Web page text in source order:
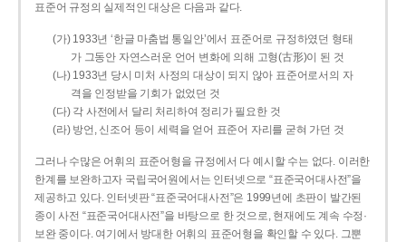
표준어 규정의 실제적인 대상은 다음과 같다.
(가) 1933년 ‘한글 마춤법 통일안’에서 표준어로 규정하였던 형태
가 그동안 자연스러운 언어 변화에 의해 고형(古形)이 된 것
(나) 1933년 당시 미처 사정의 대상이 되지 않아 표준어로서의 자
격을 인정받을 기회가 없었던 것
(다) 각 사전에서 달리 처리하여 정리가 필요한 것
(라) 방언, 신조어 등이 세력을 얻어 표준어 자리를 굳혀 가던 것
그러나 수많은 어휘의 표준어형을 규정에서 다 예시할 수는 없다. 이러한
한계를 보완하고자 국립국어원에서는 인터넷으로 “표준국어대사전”을
제공하고 있다. 인터넷판 “표준국어대사전”은 1999년에 초판이 발간된
종이 사전 “표준국어대사전”을 바탕으로 한 것으로, 현재에도 계속 수정·
보완 중이다. 여기에서 방대한 어휘의 표준어형을 확인할 수 있다. 그뿐